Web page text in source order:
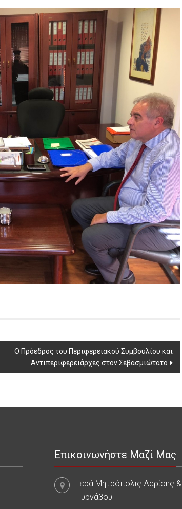
Ο Πρόεδρος του Περιφερειακού Συμβουλίου και
Αντιπεριφερειάρχες στον Σεβασμιώτατο
Επικοινωνήστε Μαζί Μας
Ιερά Μητρόπολις Λαρίσης &
Τυρνάβου